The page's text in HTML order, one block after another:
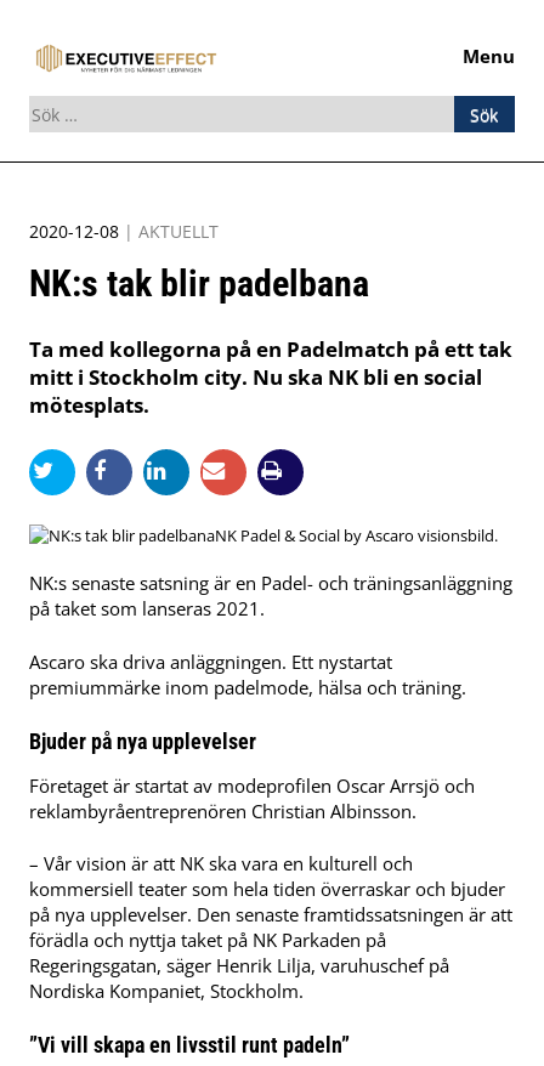
Menu
Sök
efter:
to
2020-12-08 | AKTUELLT
NK:s tak blir padelbana
Ta med kollegorna på en Padelmatch på ett tak
mitt i Stockholm city. Nu ska NK bli en social
mötesplats.
NK Padel & Social by Ascaro visionsbild.
NK:s senaste satsning är en Padel- och träningsanläggning
på taket som lanseras 2021.
Ascaro ska driva anläggningen. Ett nystartat
premiummärke inom padelmode, hälsa och träning.
Bjuder på nya upplevelser
Företaget är startat av modeprofilen Oscar Arrsjö och
reklambyråentreprenören Christian Albinsson.
– Vår vision är att NK ska vara en kulturell och
kommersiell teater som hela tiden överraskar och bjuder
på nya upplevelser. Den senaste framtidssatsningen är att
förädla och nyttja taket på NK Parkaden på
Regeringsgatan, säger Henrik Lilja, varuhuschef på
Nordiska Kompaniet, Stockholm.
”Vi vill skapa en livsstil runt padeln”